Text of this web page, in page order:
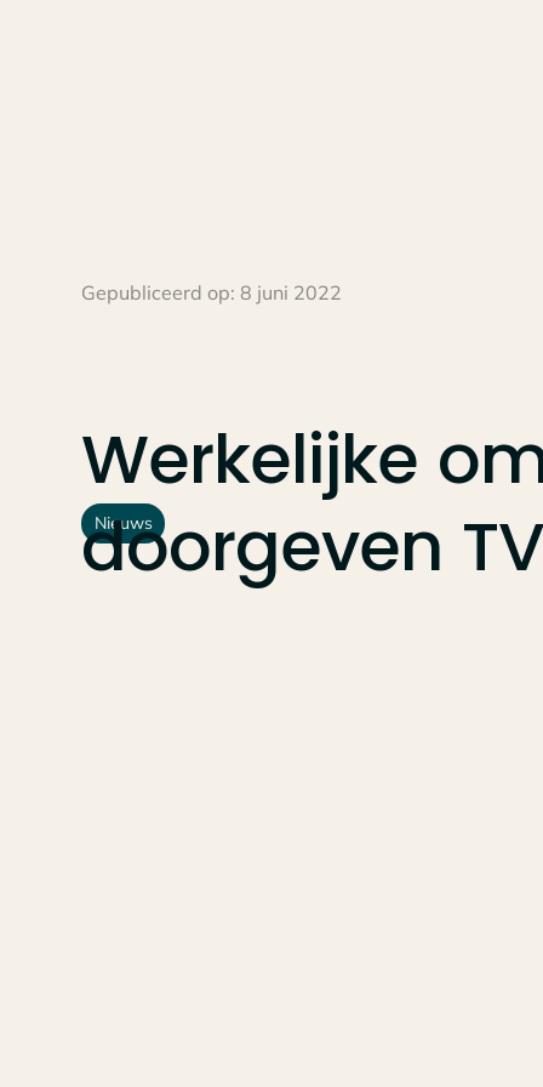
Gepubliceerd op: 8 juni 2022
Werkelijke
doorgeven
Nieuws